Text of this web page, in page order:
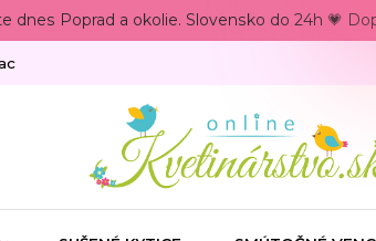
dnes Poprad a okolie. Slovensko do 24h 💗